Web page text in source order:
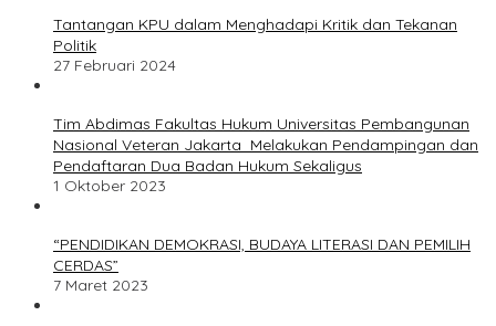
Tantangan KPU dalam Menghadapi Kritik dan Tekanan
Politik
27 Februari 2024
Tim Abdimas Fakultas Hukum Universitas Pembangunan
Nasional Veteran Jakarta Melakukan Pendampingan dan
Pendaftaran Dua Badan Hukum Sekaligus
1 Oktober 2023
“PENDIDIKAN DEMOKRASI, BUDAYA LITERASI DAN PEMILIH
CERDAS”
7 Maret 2023